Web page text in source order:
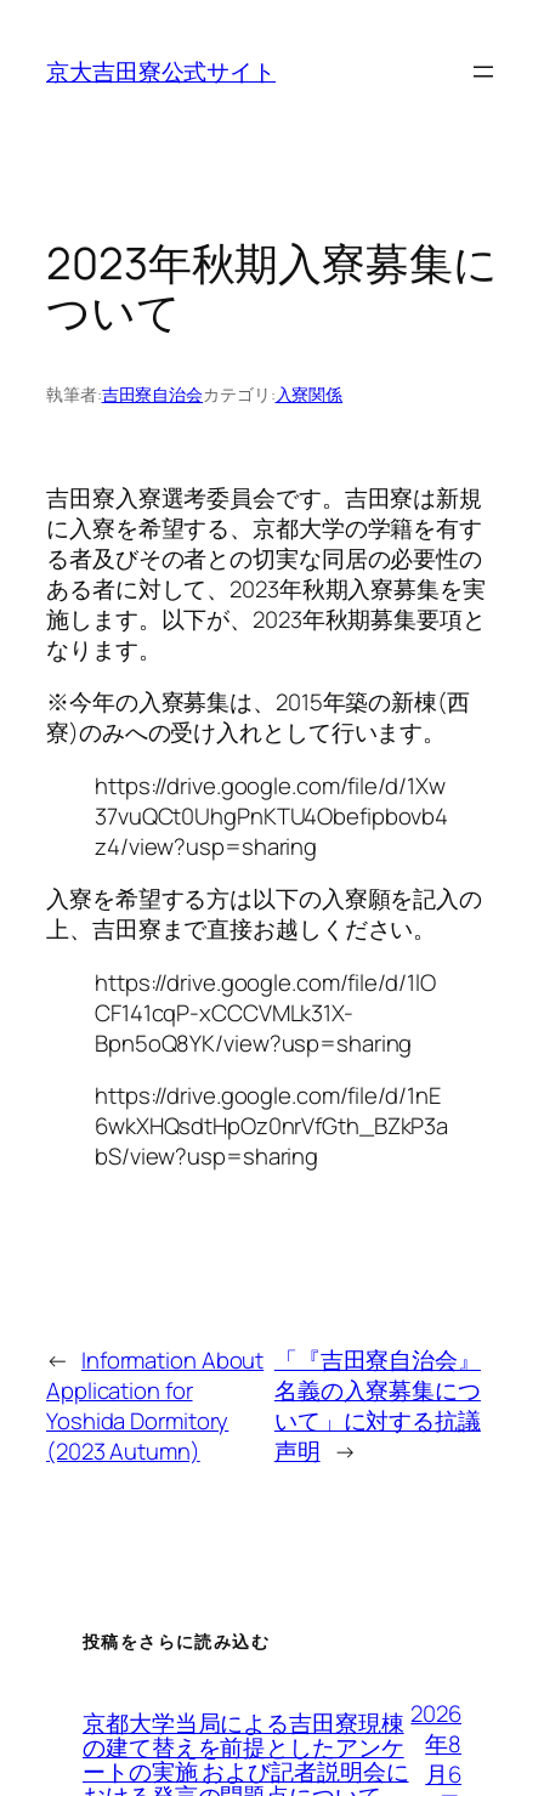
京大吉田寮公式サイト
2023年秋期入寮募集に
ついて
執筆者:吉田寮自治会カテゴリ:入寮関係
吉田寮入寮選考委員会です。吉田寮は新規
に入寮を希望する、京都大学の学籍を有す
る者及びその者との切実な同居の必要性の
ある者に対して、2023年秋期入寮募集を実
施します。以下が、2023年秋期募集要項と
なります。
※今年の入寮募集は、2015年築の新棟(西
寮)のみへの受け入れとして行います。
https://drive.google.com/file/d/1Xw
37vuQCt0UhgPnKTU4Obefipbovb4
z4/view?usp=sharing
入寮を希望する方は以下の入寮願を記入の
上、吉田寮まで直接お越しください。
https://drive.google.com/file/d/1lO
CF141cqP-xCCCVMLk31X-
Bpn5oQ8YK/view?usp=sharing
https://drive.google.com/file/d/1nE
6wkXHQsdtHpOz0nrVfGth_BZkP3a
bS/view?usp=sharing
← Information About
Application for
Yoshida Dormitory
(2023 Autumn)
「『吉田寮自治会』
名義の入寮募集につ
いて」に対する抗議
声明 →
投稿をさらに読み込む
京都大学当局による吉田寮現棟
の建て替えを前提としたアンケ
ートの実施 および記者説明会に
2026
年8
月6